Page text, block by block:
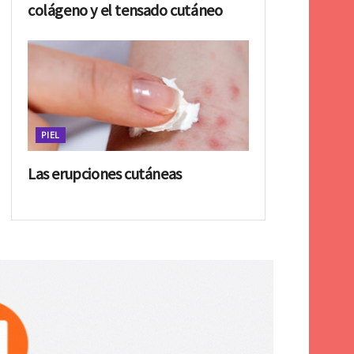
colágeno y el tensado cutáneo
PIEL
Las erupciones cutáneas